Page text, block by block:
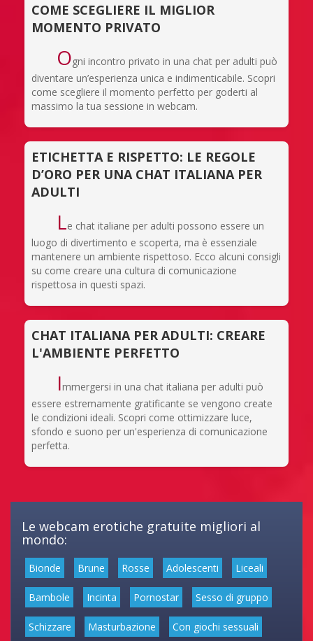
COME SCEGLIERE IL MIGLIOR
MOMENTO PRIVATO
Ogni incontro privato in una chat per adulti può
diventare un’esperienza unica e indimenticabile. Scopri
come scegliere il momento perfetto per goderti al
massimo la tua sessione in webcam.
ETICHETTA E RISPETTO: LE REGOLE
D’ORO PER UNA CHAT ITALIANA PER
ADULTI
Le chat italiane per adulti possono essere un
luogo di divertimento e scoperta, ma è essenziale
mantenere un ambiente rispettoso. Ecco alcuni consigli
su come creare una cultura di comunicazione
rispettosa in questi spazi.
CHAT ITALIANA PER ADULTI: CREARE
L'AMBIENTE PERFETTO
Immergersi in una chat italiana per adulti può
essere estremamente gratificante se vengono create
le condizioni ideali. Scopri come ottimizzare luce,
sfondo e suono per un'esperienza di comunicazione
perfetta.
Le webcam erotiche gratuite migliori al
mondo:
Bionde Brune Rosse Adolescenti Liceali
Bambole Incinta Pornostar Sesso di gruppo
Schizzare Masturbazione Con giochi sessuali